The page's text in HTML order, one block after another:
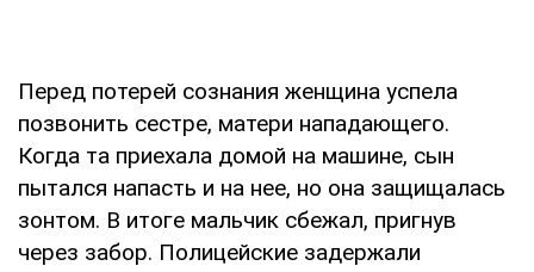
Перед потерей сознания женщина успела
позвонить сестре, матери нападающего.
Когда та приехала домой на машине, сын
пытался напасть и на нее, но она защищалась
зонтом. В итоге мальчик сбежал, пригнув
через забор. Полицейские задержали